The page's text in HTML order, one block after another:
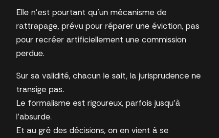
Elle n’est pourtant qu’un mécanisme de
rattrapage, prévu pour réparer une éviction, pas
pour recréer artificiellement une commission
perdue.
Sur sa validité, chacun le sait, la jurisprudence ne
transige pas.
Le formalisme est rigoureux, parfois jusqu’à
l’absurde.
Et au gré des décisions, on en vient à se